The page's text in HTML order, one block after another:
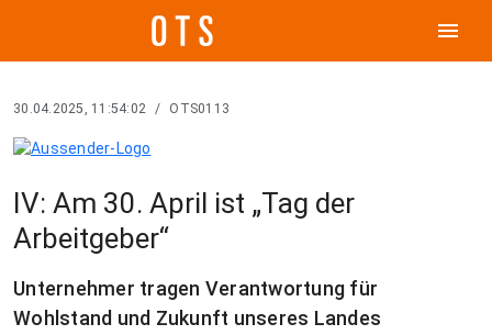
menu
30.04.2025, 11:54:02 / OTS0113
IV: Am 30. April ist „Tag der
Arbeitgeber“
Unternehmer tragen Verantwortung für
Wohlstand und Zukunft unseres Landes